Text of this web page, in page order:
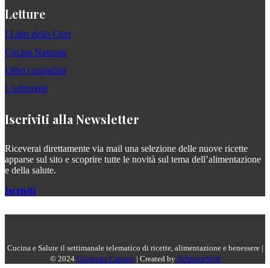
Letture
I Libri dello Chef
Cucina Naturale
I libri consigliati
L'editoriale
Iscriviti alla Newsletter
Riceverai direttamente via mail una selezione delle nuove ricette
apparse sul sito e scoprire tutte le novità sul tema dell’alimentazione
e della salute.
Iscriviti
Cucina e Salute il settimanale telematico di ricette, alimentazione e benessere |
© 2024 Giuseppe Capano | Created by AchromeWeb